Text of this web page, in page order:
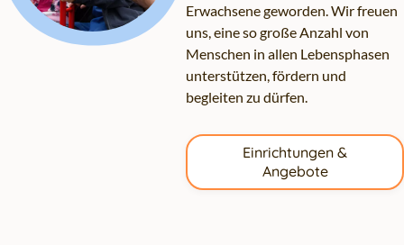
Erwachsene geworden. Wir freuen
uns, eine so große Anzahl von
Menschen in allen Lebensphasen
unterstützen, fördern und
begleiten zu dürfen.
Einrichtungen &
Angebote